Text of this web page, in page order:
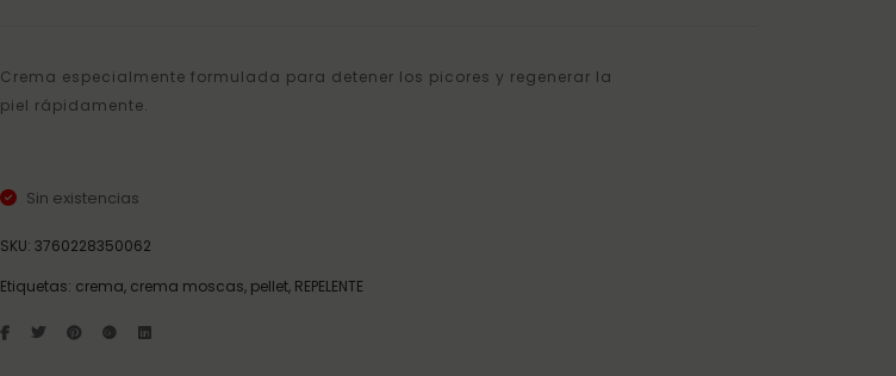
Crema especialmente formulada para detener los picores y regenerar la
piel rápidamente.
Sin existencias
SKU: 3760228350062
Etiquetas: crema, crema moscas, pellet, REPELENTE